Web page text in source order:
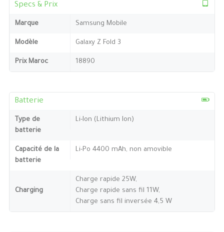
Specs & Prix
Marque Samsung Mobile
Modèle Galaxy Z Fold 3
Prix Maroc 18890
Batterie
Type de
batterie
Li-Ion (Lithium Ion)
Capacité de la
batterie
Li-Po 4400 mAh, non amovible
Charging
Charge rapide 25W,
Charge rapide sans fil 11W,
Charge sans fil inversée 4,5 W